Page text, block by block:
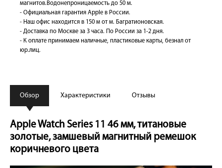
магнитов.Водонепроницаемость до 50 м.
- Официальная гарантия Apple в России.
- Наш офис находится в 150 м от м. Багратионовская.
- Доставка по Москве за 3 часа. По России за 1-2 дня.
- К оплате принимаем наличные, пластиковые карты, безнал от
юр.лиц.
Обзор Характеристики Отзывы
Apple Watch Series 11 46 мм, титановые
золотые, замшевый магнитный ремешок
коричневого цвета